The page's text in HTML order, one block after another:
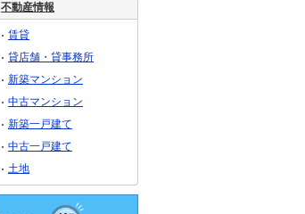
不動産情報
賃貸
貸店舗・貸事務所
新築マンション
中古マンション
新築一戸建て
中古一戸建て
土地